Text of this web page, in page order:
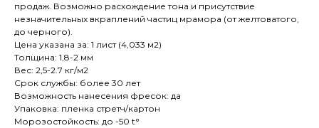
продаж. Возможно расхождение тона и присутствие
незначительных вкраплений частиц мрамора (от желтоватого,
до черного).
Цена указана за: 1 лист (4,033 м2)
Толщина: 1,8-2 мм
Вес: 2,5-2.7 кг/м2
Срок службы: более 30 лет
Возможность нанесения фресок: да
Упаковка: пленка стретч/картон
Морозостойкость: до -50 t°